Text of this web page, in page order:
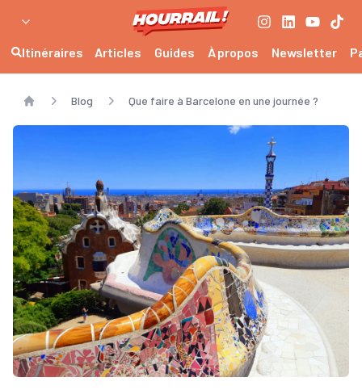
Itinéraires Articles Guides À propos Newsletter
Home
Blog Que faire à Barcelone en une journée ?